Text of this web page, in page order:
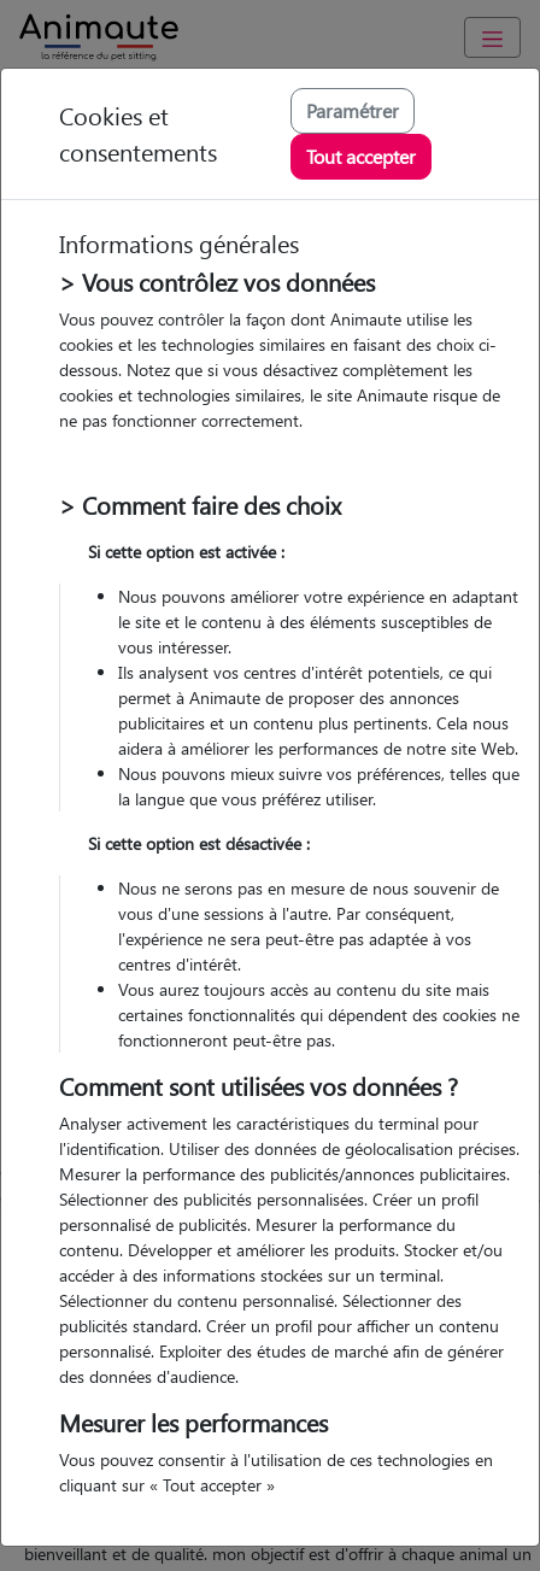
Animaute Centre-Val-de-Loire Indre-et-Loire/Saint-Pierre-des-
Marylee - Petsitter à
Saint-Pierre-des-
Corps
5/5 (30 avis
• 37 ans
chez le Pet Sitter
Formation premiers secours chiens et chats
5 animaux Appartement
Véhiculé
Gardes réalisées
Contacter
L'envoi d'une demande est sans engagement
Motivation
confier son animal, c'est confier un membre de sa famille, et cela
mérite une attention toute particulière. passionnée depuis de
bienveillant et de qualité. mon objectif est d'offrir à chaque animal un
Cookies et
consentements
Paramétrer
Tout accepter
Informations générales
> Vous contrôlez vos données
Vous pouvez contrôler la façon dont Animaute utilise les
cookies et les technologies similaires en faisant des choix ci-
dessous. Notez que si vous désactivez complètement les
cookies et technologies similaires, le site Animaute risque de
ne pas fonctionner correctement.
> Comment faire des choix
Si cette option est activée :
Nous pouvons améliorer votre expérience en adaptant
le site et le contenu à des éléments susceptibles de
vous intéresser.
Ils analysent vos centres d'intérêt potentiels, ce qui
permet à Animaute de proposer des annonces
publicitaires et un contenu plus pertinents. Cela nous
aidera à améliorer les performances de notre site Web.
Nous pouvons mieux suivre vos préférences, telles que
la langue que vous préférez utiliser.
Si cette option est désactivée :
Nous ne serons pas en mesure de nous souvenir de
vous d'une sessions à l'autre. Par conséquent,
l'expérience ne sera peut-être pas adaptée à vos
centres d'intérêt.
Vous aurez toujours accès au contenu du site mais
certaines fonctionnalités qui dépendent des cookies ne
fonctionneront peut-être pas.
Comment sont utilisées vos données ?
Analyser activement les caractéristiques du terminal pour
l'identification. Utiliser des données de géolocalisation précises.
Mesurer la performance des publicités/annonces publicitaires.
Sélectionner des publicités personnalisées. Créer un profil
personnalisé de publicités. Mesurer la performance du
contenu. Développer et améliorer les produits. Stocker et/ou
accéder à des informations stockées sur un terminal.
Sélectionner du contenu personnalisé. Sélectionner des
publicités standard. Créer un profil pour afficher un contenu
personnalisé. Exploiter des études de marché afin de générer
des données d'audience.
Mesurer les performances
Vous pouvez consentir à l'utilisation de ces technologies en
cliquant sur « Tout accepter »